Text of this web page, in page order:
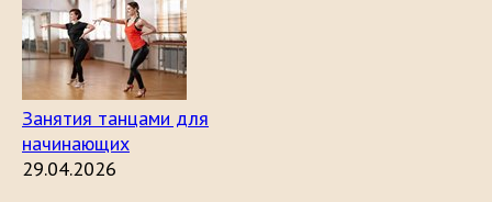
Занятия танцами для
начинающих
29.04.2026